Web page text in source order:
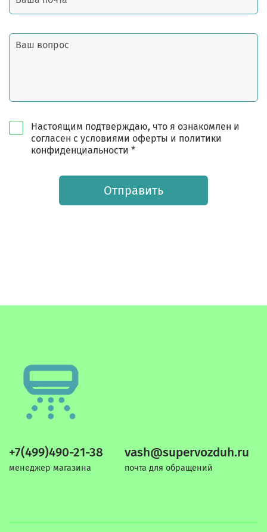
Настоящим подтверждаю, что я ознакомлен и
согласен с условиями оферты и политики
конфиденциальности *
Отправить
+7(499)490-21-38
менеджер магазина
vash@supervozduh.ru
почта для обращений